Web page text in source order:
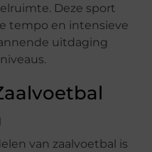
Deze sport
tempo en intensieve
uitdaging
van zaalvoetbal is